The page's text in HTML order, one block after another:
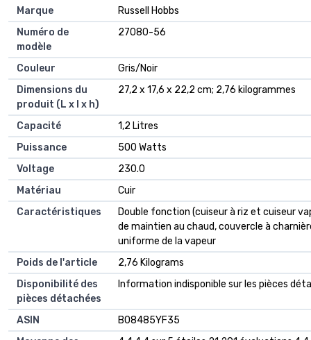
Marque
‎Russell Hobbs
Numéro de
modèle
‎27080-56
Couleur
‎Gris/Noir
Dimensions du
produit (L x l x h)
‎27,2 x 17,6 x 22,2 cm; 2,76 kilogrammes
Capacité
‎1,2 Litres
Puissance
‎500 Watts
Voltage
‎230.0
Matériau
‎Cuir
Caractéristiques
‎Double fonction (cuiseur à riz et cuiseur
de maintien au chaud, couvercle à
uniforme de la vapeur
Poids de l'article
‎2,76 Kilograms
Disponibilité des
pièces détachées
‎Information indisponible sur les pièces
ASIN
B08485YF35